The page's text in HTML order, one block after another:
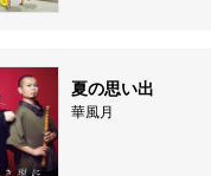
夏の思い出
華風月